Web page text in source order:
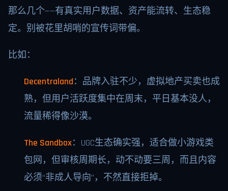
那么几个——有真实用户数据、资产能流转、生态稳
定。别被花里胡哨的宣传词带偏。
比如：
Decentraland：品牌入驻不少，虚拟地产买卖也成
熟，但用户活跃度集中在周末，平日基本没人，
流量稀得像沙漠。
The Sandbox：UGC生态确实强，适合做小游戏类
包网，但审核周期长，动不动要三周，而且内容
必须“非成人导向”，不然直接拒掉。